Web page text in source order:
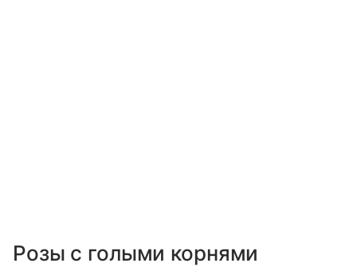
Розы с голыми корнями